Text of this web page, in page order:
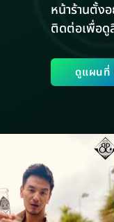
หน้าร้านตั้ง
ติดต่อเพื่อดู
ดูแผนที่